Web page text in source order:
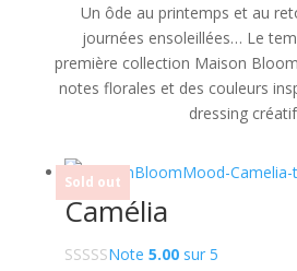
Un ôde au printemps et au
journées ensoleillées… Le
première collection Maison
notes florales et des couleurs
dressing
Sold out
Camélia
Note 5.00sur 5
Sold out